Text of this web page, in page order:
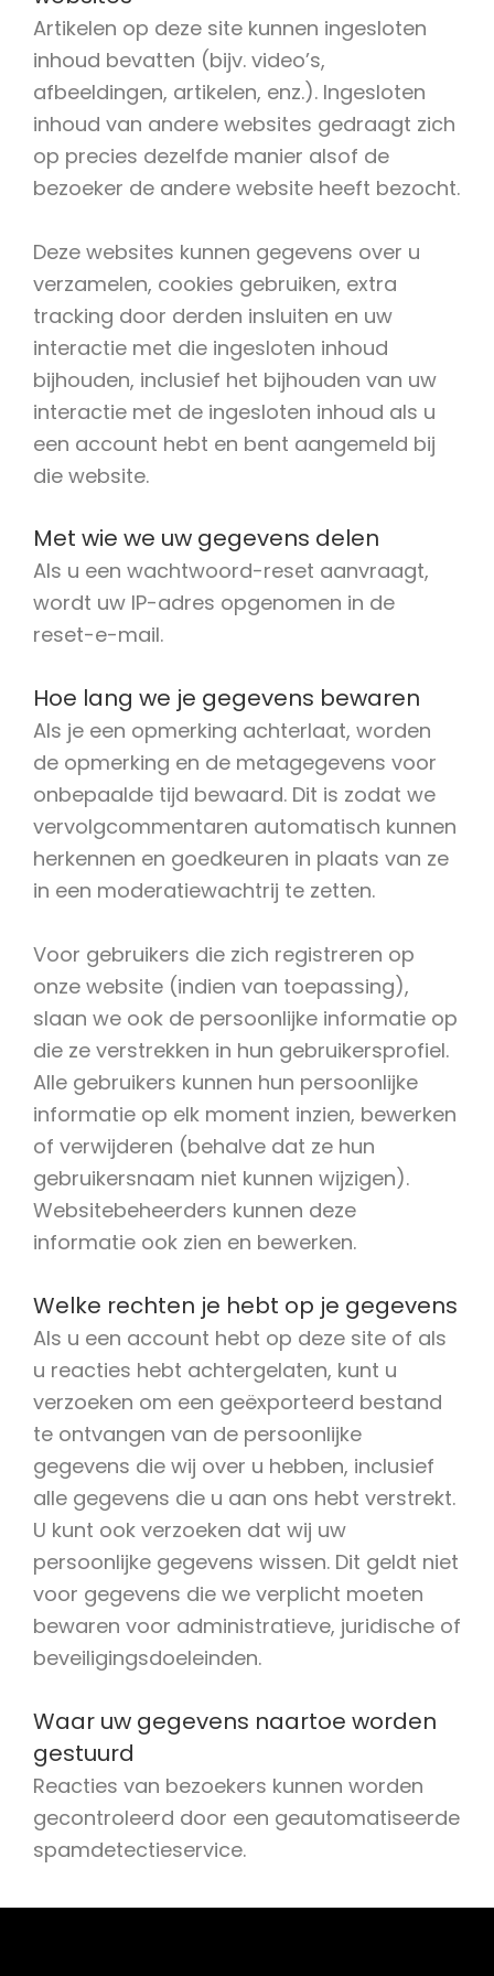
Artikelen op deze site kunnen ingesloten
inhoud bevatten (bijv. video’s,
afbeeldingen, artikelen, enz.). Ingesloten
inhoud van andere websites gedraagt zich
op precies dezelfde manier alsof de
bezoeker de andere website heeft bezocht.
Deze websites kunnen gegevens over u
verzamelen, cookies gebruiken, extra
tracking door derden insluiten en uw
interactie met die ingesloten inhoud
bijhouden, inclusief het bijhouden van uw
interactie met de ingesloten inhoud als u
een account hebt en bent aangemeld bij
die website.
Met wie we uw gegevens delen
Als u een wachtwoord-reset aanvraagt,
wordt uw IP-adres opgenomen in de
reset-e-mail.
Hoe lang we je gegevens bewaren
Als je een opmerking achterlaat, worden
de opmerking en de metagegevens voor
onbepaalde tijd bewaard. Dit is zodat we
vervolgcommentaren automatisch kunnen
herkennen en goedkeuren in plaats van ze
in een moderatiewachtrij te zetten.
Voor gebruikers die zich registreren op
onze website (indien van toepassing),
slaan we ook de persoonlijke informatie op
die ze verstrekken in hun gebruikersprofiel.
Alle gebruikers kunnen hun persoonlijke
informatie op elk moment inzien, bewerken
of verwijderen (behalve dat ze hun
gebruikersnaam niet kunnen wijzigen).
Websitebeheerders kunnen deze
informatie ook zien en bewerken.
Welke rechten je hebt op je gegevens
Als u een account hebt op deze site of als
u reacties hebt achtergelaten, kunt u
verzoeken om een geëxporteerd bestand
te ontvangen van de persoonlijke
gegevens die wij over u hebben, inclusief
alle gegevens die u aan ons hebt verstrekt.
U kunt ook verzoeken dat wij uw
persoonlijke gegevens wissen. Dit geldt niet
voor gegevens die we verplicht moeten
bewaren voor administratieve, juridische of
beveiligingsdoeleinden.
Waar uw gegevens naartoe worden
gestuurd
Reacties van bezoekers kunnen worden
gecontroleerd door een geautomatiseerde
spamdetectieservice.